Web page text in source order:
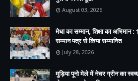
August 03, 2026
मेधा का सम्मान, शिक्षा का अभिमान :
सम्मान पत्र से किया सम्मानित
July 28, 2026
मुड़िया पूनो मेले में नेचर ग्रीन का